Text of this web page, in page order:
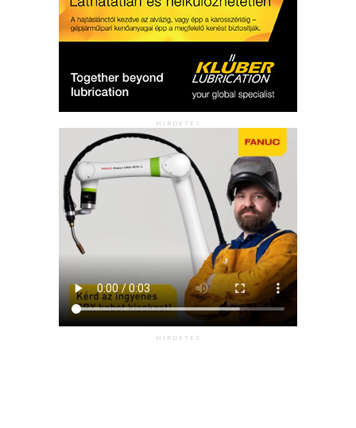
HIRDETÉS
HIRDETÉS